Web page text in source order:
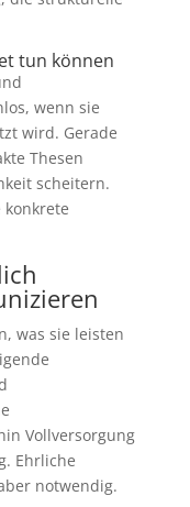
tun können
wenn sie
wird. Gerade
Thesen
scheitern.
konkrete
was sie leisten
Vollversorgung
Ehrliche
notwendig.